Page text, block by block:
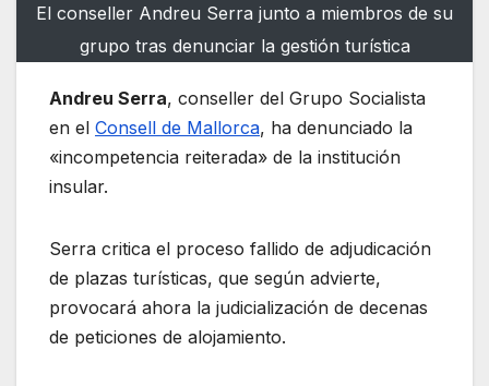
El conseller Andreu Serra junto a miembros de su
grupo tras denunciar la gestión turística
Andreu Serra, conseller del Grupo Socialista
en el Consell de Mallorca, ha denunciado la
«incompetencia reiterada» de la institución
insular.
Serra critica el proceso fallido de adjudicación
de plazas turísticas, que según advierte,
provocará ahora la judicialización de decenas
de peticiones de alojamiento.